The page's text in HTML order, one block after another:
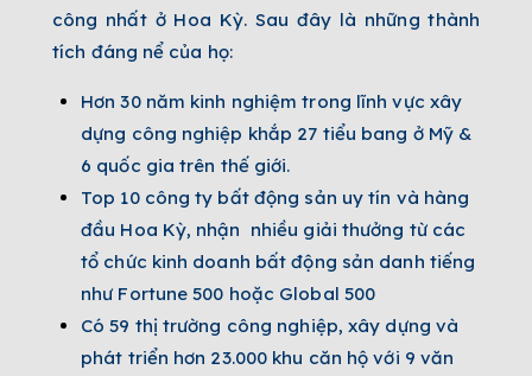
công nhất ở Hoa Kỳ. Sau đây là những thành
tích đáng nể của họ:
Hơn 30 năm kinh nghiệm trong lĩnh vực xây
dựng công nghiệp khắp 27 tiểu bang ở Mỹ &
6 quốc gia trên thế giới.
Top 10 công ty bất động sản uy tín và hàng
đầu Hoa Kỳ, nhận nhiều giải thưởng từ các
tổ chức kinh doanh bất động sản danh tiếng
như Fortune 500 hoặc Global 500
Có 59 thị trường công nghiệp, xây dựng và
phát triển hơn 23.000 khu căn hộ với 9 văn